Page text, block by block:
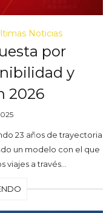
Noticias
por
y
2026
23 años de trayectoria
un modelo con el que
viajes a través…